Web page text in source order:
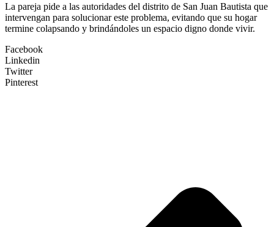
La pareja pide a las autoridades del distrito de San Juan Bautista que
intervengan para solucionar este problema, evitando que su hogar
termine colapsando y brindándoles un espacio digno donde vivir.
Facebook
Linkedin
Twitter
Pinterest